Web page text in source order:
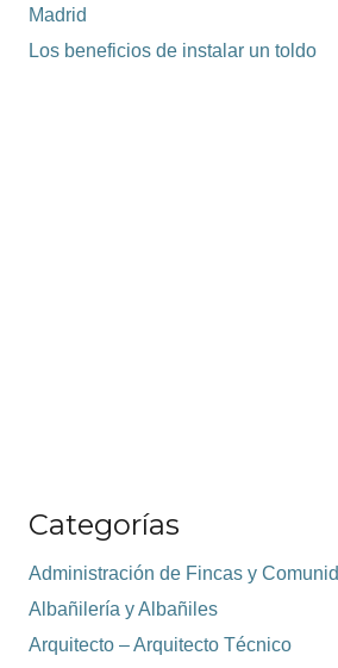
Madrid
Los beneficios de instalar un toldo
Categorías
Administración de Fincas y
Albañilería y Albañiles
Arquitecto – Arquitecto Técnico